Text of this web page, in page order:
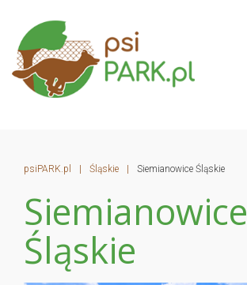
psiPARK.pl | Śląskie | Siemianowice Śląskie
Siemianowice
Śląskie